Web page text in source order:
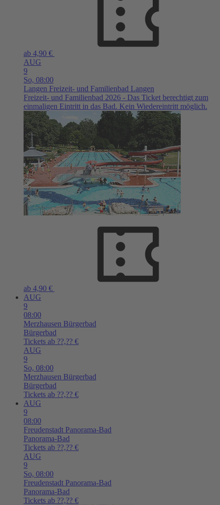
ab 4,90 €
AUG
9
So, 08:00
Langen Freizeit- und Familienbad Langen
Freizeit- und Familienbad 2026 - Das Ticket berechtigt zum
einmaligen Eintritt in das Bad. Kein Wiedereintritt möglich.
ab 4,90 €
AUG
9
08:00
Merzhausen Bürgerbad
Bürgerbad
Tickets ab ??,?? €
AUG
9
So, 08:00
Merzhausen Bürgerbad
Bürgerbad
Tickets ab ??,?? €
AUG
9
08:00
Freudenstadt Panorama-Bad
Panorama-Bad
Tickets ab ??,?? €
AUG
9
So, 08:00
Freudenstadt Panorama-Bad
Panorama-Bad
Tickets ab ??,?? €